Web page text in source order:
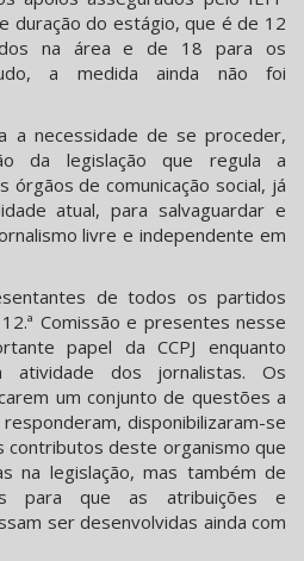
duração do estágio, que é de 12
na área e de 18 para os
a medida ainda não foi
a necessidade de se proceder,
da legislação que regula a
órgãos de comunicação social, já
atual, para salvaguardar e
livre e independente em
de todos os partidos
Comissão e presentes nesse
papel da CCPJ enquanto
atividade dos jornalistas. Os
um conjunto de questões a
disponibilizaram-se
contributos deste organismo que
na legislação, mas também de
para que as atribuições e
ser desenvolvidas ainda com